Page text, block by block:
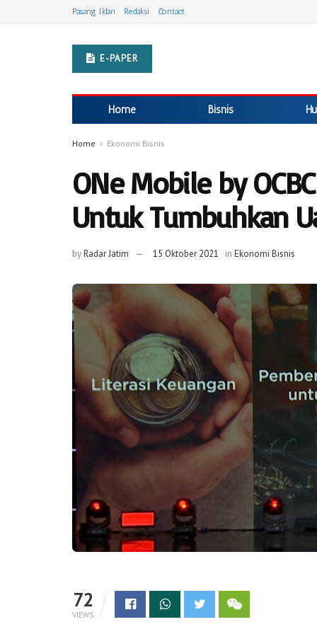
Pasang Iklan Redaksi Contact
E-PAPER
Home Bisnis
Home Ekonomi Bisnis
ONe Mobile by
Untuk Tumbuhkan
byRadar Jatim 15 Oktober 2021 in Ekonomi Bisnis
72
VIEWS